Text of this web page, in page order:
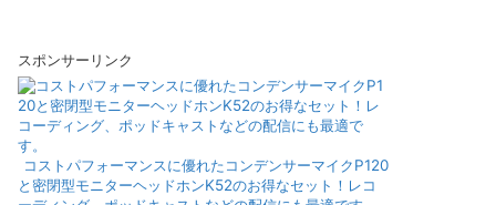
スポンサーリンク
コストパフォーマンスに優れたコンデンサーマイクP120
と密閉型モニターヘッドホンK52のお得なセット！レコ